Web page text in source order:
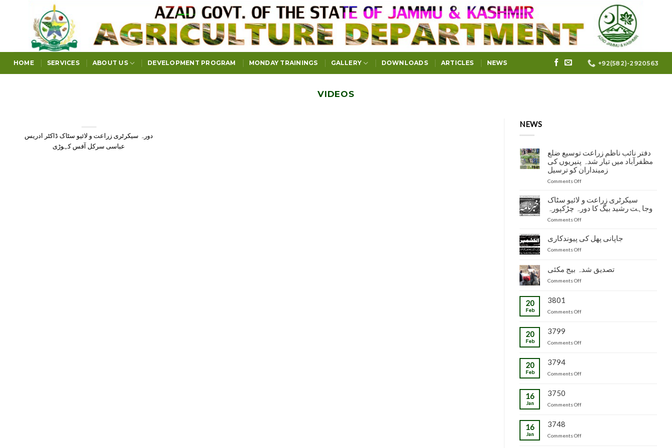
HOME SERVICES ABOUT US DEVELOPMENT PROGRAM MONDAY TRAININGS GALLERY DOWNLOADS ARTICLES NEWS +92(582)-2920563
VIDEOS
دورہ سیکرٹری زراعت و لائیو سٹاک ڈاکٹر ادریس
عباسی سرکل آفس کہوڑی
NEWS
دفتر نائب ناظم زراعت توسیع ضلع
مظفرآباد میں تیار شدہ پنیریوں کی
زمینداران کو ترسیل
Comments Offon
ناظم
زراعت
توسیع
مظفرآباد
پنیریوں
سیکرٹری زراعت و لائیو سٹاک
وجاہت رشید بیگ کا دورہ چڑکپورہ
Comments Offon
زراعت
و
لائیو
وجاہت
جاپانی پھل کی پیوندکاری
Comments Offon
کی
پیوندکاری
تصدیق شدہ بیج مکئی
Comments Offon
مکئی
20
Feb
3801
Comments Offon
20
Feb
3799
Comments Offon
20
Feb
3794
Comments Offon
16
Jan
3750
Comments Offon
16
Jan
3748
Comments Offon